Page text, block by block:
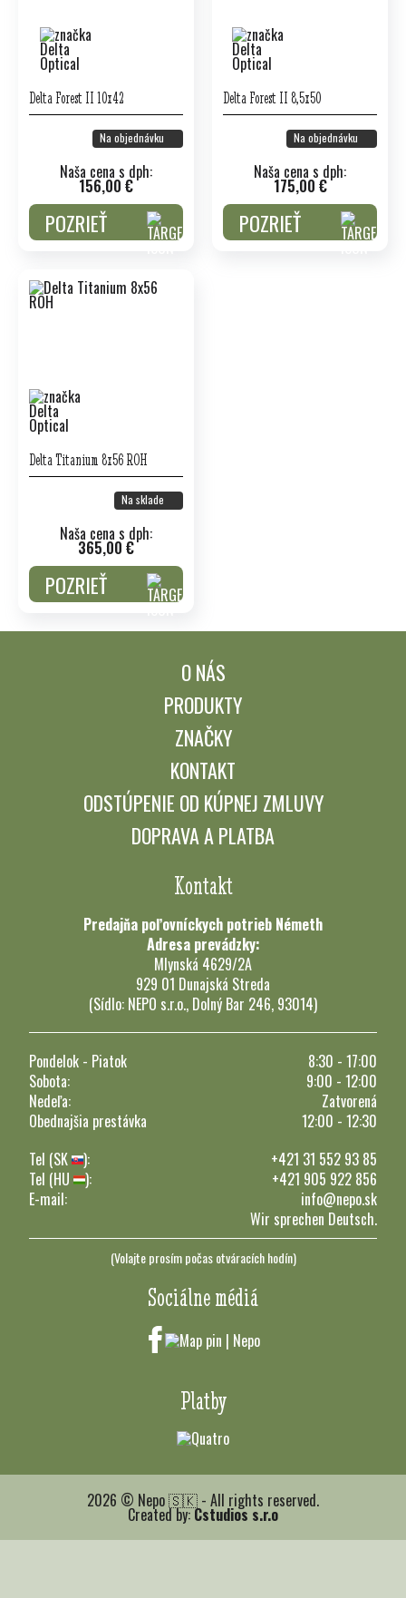
Delta Forest II 10x42
Na objednávku
Naša cena s dph:
156,00 €
POZRIEŤ
Delta Forest II 8,5x50
Na objednávku
Naša cena s dph:
175,00 €
POZRIEŤ
Delta Titanium 8x56 ROH
Na sklade
Naša cena s dph:
365,00 €
POZRIEŤ
O NÁS
PRODUKTY
ZNAČKY
KONTAKT
ODSTÚPENIE OD KÚPNEJ ZMLUVY
DOPRAVA A PLATBA
Kontakt
Predajňa poľovníckych potrieb Németh
Adresa prevádzky:
Mlynská 4629/2A
929 01 Dunajská Streda
(Sídlo: NEPO s.r.o., Dolný Bar 246, 93014)
Pondelok - Piatok
8:30 - 17:00
Sobota:
9:00 - 12:00
Nedeľa:
Zatvorená
Obednajšia prestávka
12:00 - 12:30
Tel (SK
):
+421 31 552 93 85
Tel (HU
):
+421 905 922 856
E-mail:
info@nepo.sk
Wir sprechen Deutsch.
(Volajte prosím počas otváracích hodín)
Sociálne médiá
Platby
2026 © Nepo 🇸🇰 - All rights reserved.
Created by: Cstudios s.r.o